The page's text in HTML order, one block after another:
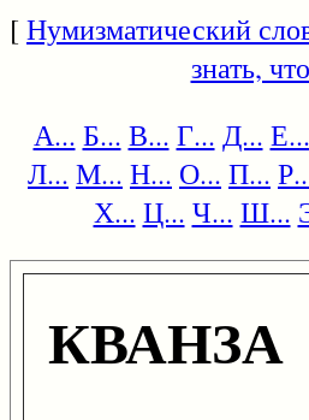
[Нумизматический
знать,
А... Б... В... Г... Д... Е...
Л... М... Н... О... П...
Х... Ц... Ч... Ш...
КВАНЗА